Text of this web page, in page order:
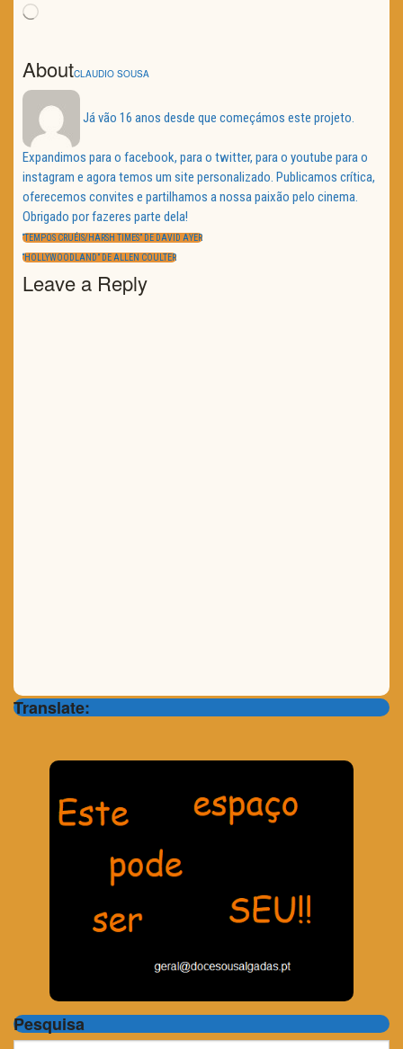
Loading…
AboutCLAUDIO SOUSA
Já vão 16 anos desde que começámos este projeto.
Expandimos para o facebook, para o twitter, para o youtube para o
instagram e agora temos um site personalizado. Publicamos crítica,
oferecemos convites e partilhamos a nossa paixão pelo cinema.
Obrigado por fazeres parte dela!
Navegação
de
artigos
PREVIOUS
“TEMPOS CRUÉIS/HARSH TIMES” DE DAVID AYER
NEXT
“HOLLYWOODLAND” DE ALLEN COULTER
Leave a Reply
Translate:
Pesquisa